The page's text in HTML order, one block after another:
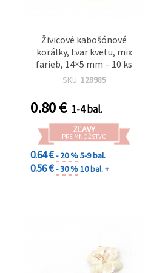
Živicové kabošónové
korálky, tvar kvetu, mix
farieb, 14×5 mm – 10 ks
SKU: 128985
0.80€ 1-4 bal.
ZĽAVY
PRE MNOŽSTVO
0.64 €- 20 %5-9 bal.
0.56 €- 30 %10 bal. +